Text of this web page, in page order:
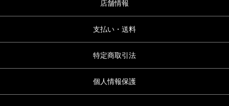
店舗情報
支払い・送料
特定商取引法
個人情報保護